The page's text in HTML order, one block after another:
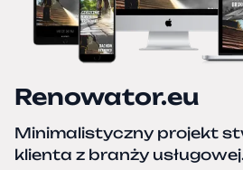
Renowator.eu
Minimalistyczny projekt
klienta z branży